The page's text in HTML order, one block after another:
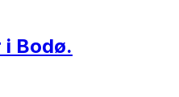
i Bodø.